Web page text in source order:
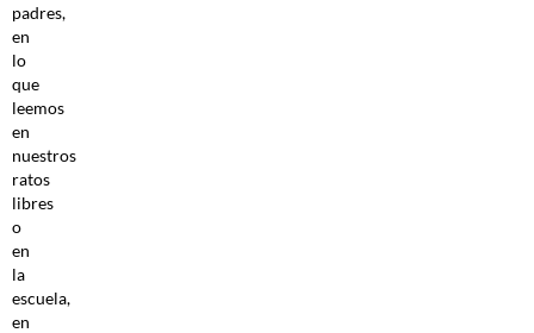
padres,
en
lo
que
leemos
en
nuestros
ratos
libres
o
en
la
escuela,
en